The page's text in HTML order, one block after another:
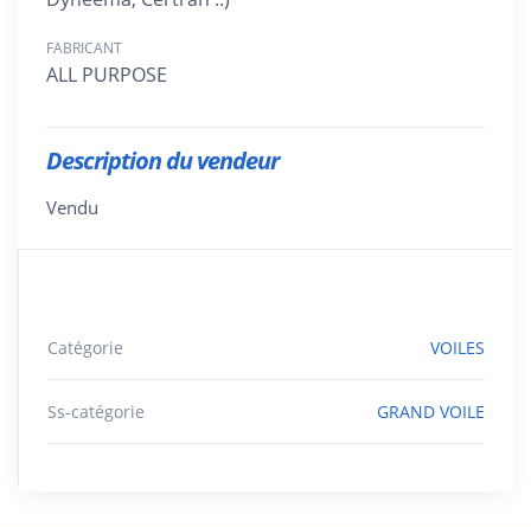
FABRICANT
ALL PURPOSE
Description du vendeur
Vendu
Catégorie VOILES
Ss-catégorie GRAND VOILE